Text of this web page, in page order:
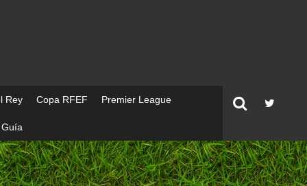
Rey Copa RFEF Premier League
Guía